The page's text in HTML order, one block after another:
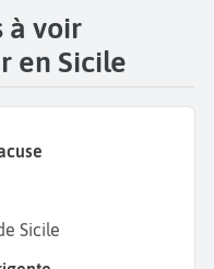
les Romains,
Ne manquez pas le
de décor et partez-
Partez ensuite
à voir
en Sicile
Sicile